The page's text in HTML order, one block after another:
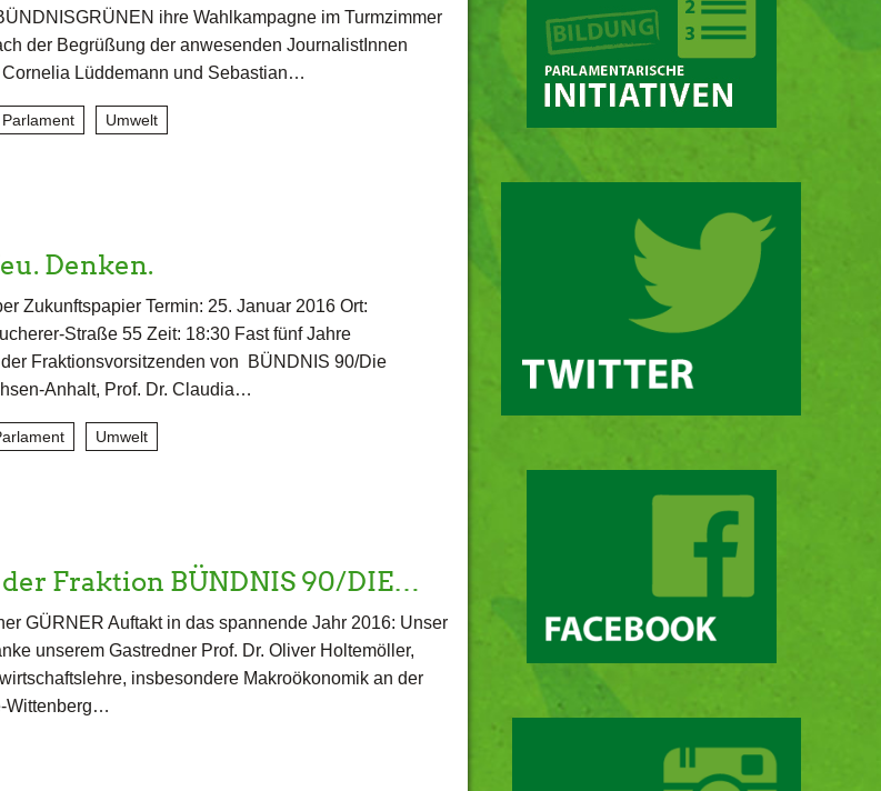
ihre Wahlkampagne im Turmzimmer
der Begrüßung der anwesenden JournalistInnen
Lüddemann und Sebastian…
Parlament Umwelt
Denken.
Zukunftspapier Termin: 25. Januar 2016 Ort:
Straße 55 Zeit: 18:30 Fast fünf Jahre
Fraktionsvorsitzenden von BÜNDNIS 90/Die
Anhalt, Prof. Dr. Claudia…
Umwelt
Fraktion BÜNDNIS 90/DIE…
GÜRNER Auftakt in das spannende Jahr 2016: Unser
unserem Gastredner Prof. Dr. Oliver Holtemöller,
insbesondere Makroökonomik an der
Wittenberg…